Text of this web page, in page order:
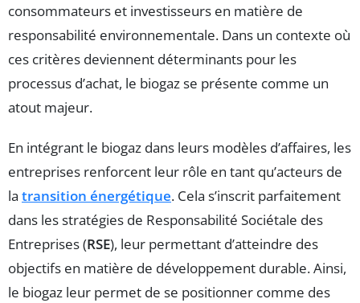
consommateurs et investisseurs en matière de
responsabilité environnementale. Dans un contexte où
ces critères deviennent déterminants pour les
processus d’achat, le biogaz se présente comme un
atout majeur.
En intégrant le biogaz dans leurs modèles d’affaires, les
entreprises renforcent leur rôle en tant qu’acteurs de
la transition énergétique. Cela s’inscrit parfaitement
dans les stratégies de Responsabilité Sociétale des
Entreprises (RSE), leur permettant d’atteindre des
objectifs en matière de développement durable. Ainsi,
le biogaz leur permet de se positionner comme des